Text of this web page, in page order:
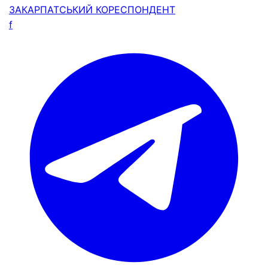
ЗАКАРПАТСЬКИЙ КОРЕСПОНДЕНТ
f